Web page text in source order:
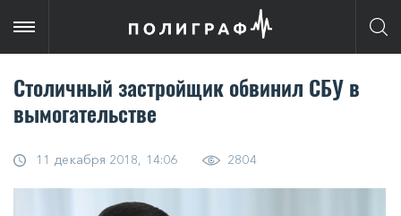
Столичный застройщик обвинил СБУ в
вымогательстве
11 декабря 2018, 14:06 2804